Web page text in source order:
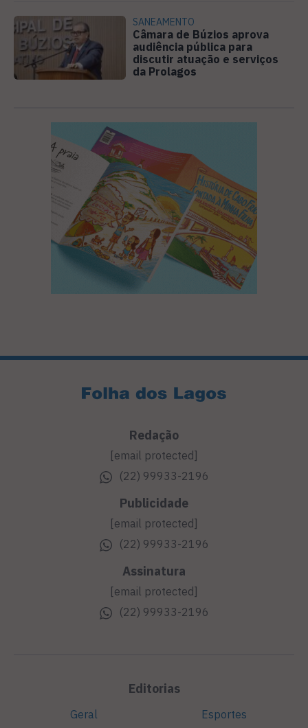
SANEAMENTO
Câmara de Búzios aprova
audiência pública para
discutir atuação e serviços
da Prolagos
Redação
[email protected]
(22) 99933-2196
Publicidade
[email protected]
(22) 99933-2196
Assinatura
[email protected]
(22) 99933-2196
Editorias
Geral
Esportes